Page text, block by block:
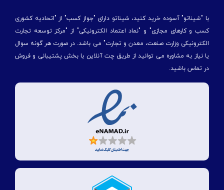
با "شیناتو" آسوده خرید کنید، شیناتو دارای "جواز کسب" از "اتحادیه کشوری
کسب و کارهای مجازی" و "نماد اعتماد الکترونیکی" از "مركز توسعه تجارت
الكترونیكی وزارت صنعت، معدن و تجارت" می باشد. در صورت هر گونه سوال
یا نیاز به مشاوره می توانید از طریق چت آنلاین با بخش پشتیبانی و فروش
در تماس باشید.